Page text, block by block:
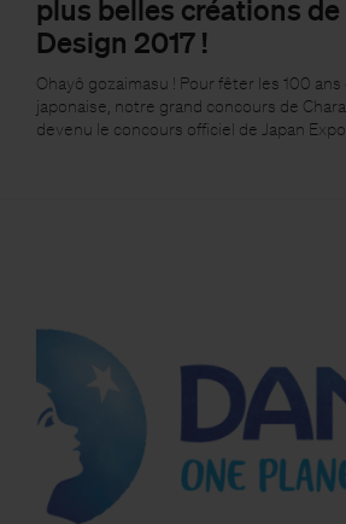
plus belles créations de
Design 2017 !
Ohayô gozaimasu ! Pour fêter les 100
japonaise, notre grand concours de
devenu le concours officiel de Japan Expo